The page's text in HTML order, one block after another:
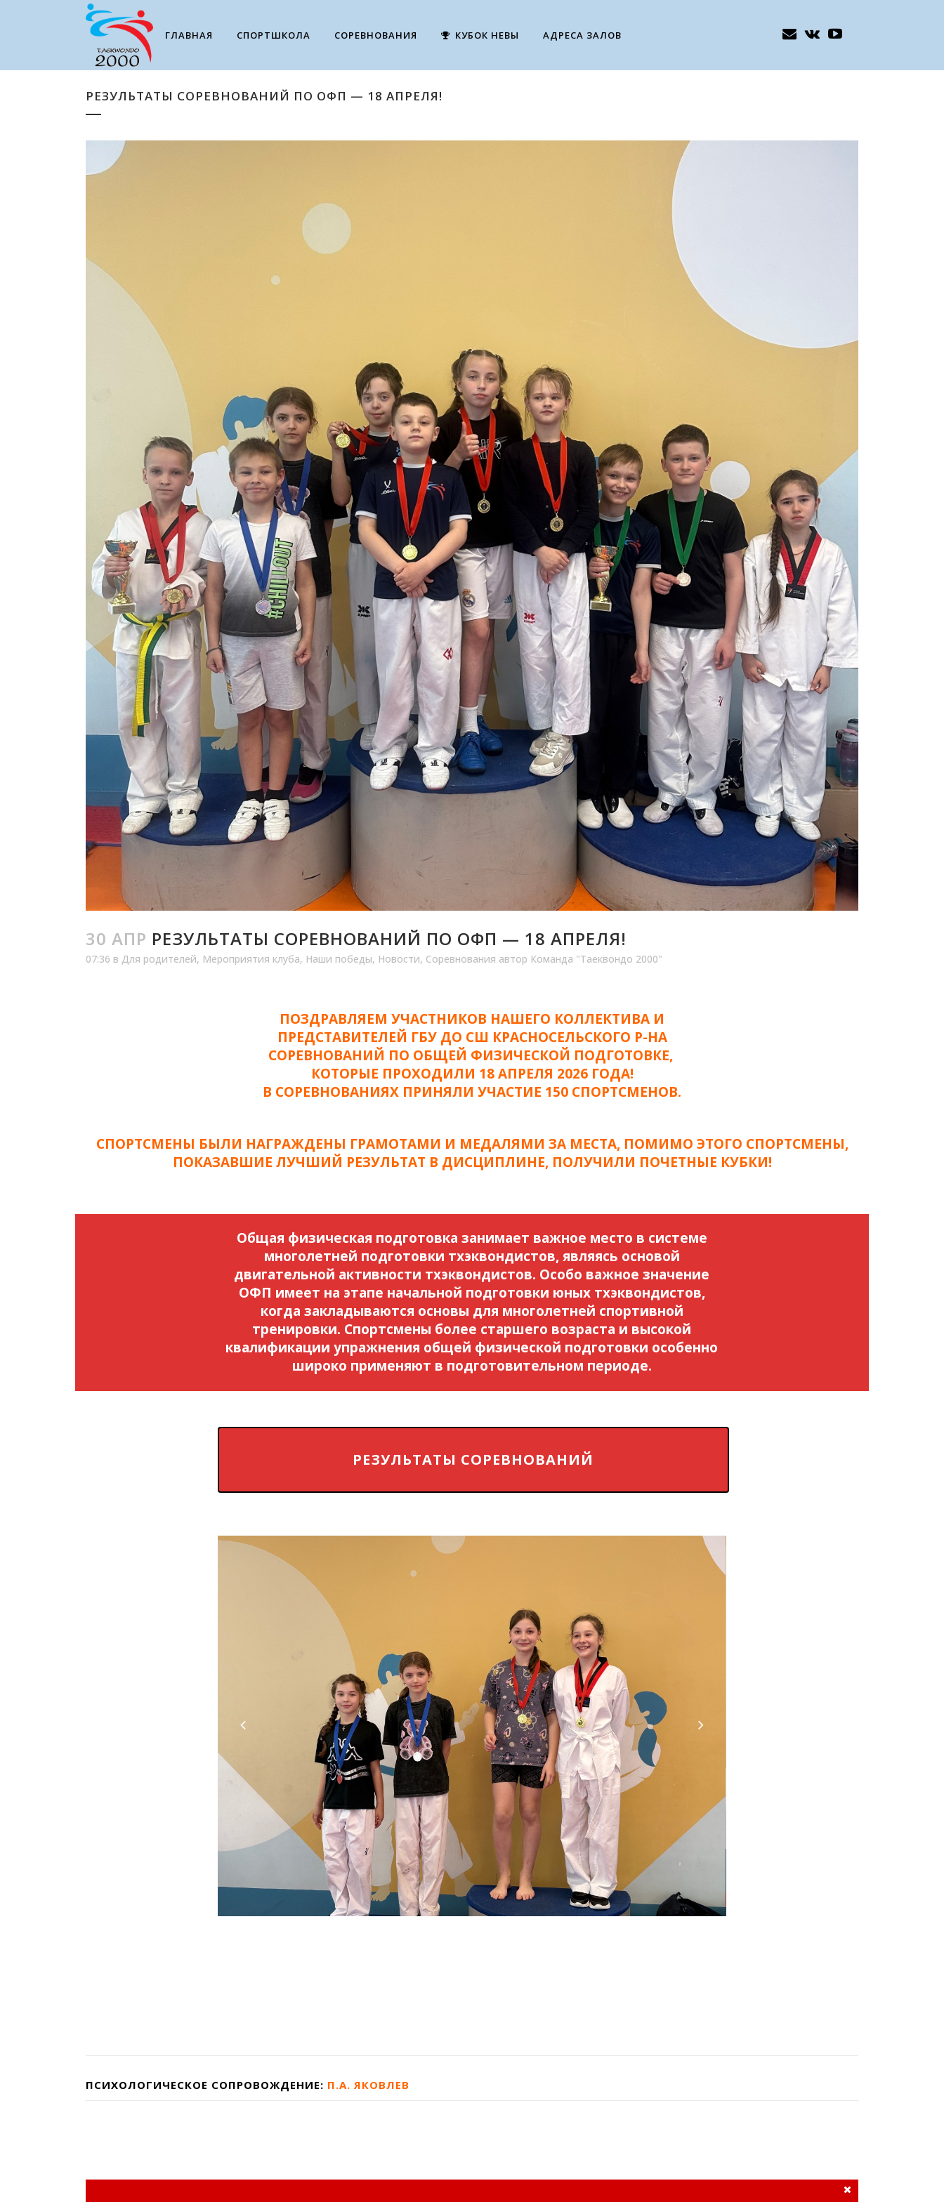
ГЛАВНАЯ СПОРТШКОЛА СОРЕВНОВАНИЯ КУБОК НЕВЫ АДРЕСА ЗАЛОВ
РЕЗУЛЬТАТЫ СОРЕВНОВАНИЙ ПО ОФП — 18 АПРЕЛЯ!
30 АПР РЕЗУЛЬТАТЫ СОРЕВНОВАНИЙ ПО ОФП — 18 АПРЕЛЯ!
07:36 в Для родителей, Мероприятия клуба, Наши победы, Новости, Соревнования автор Команда "Таеквондо 2000"
ПОЗДРАВЛЯЕМ УЧАСТНИКОВ НАШЕГО КОЛЛЕКТИВА И
ПРЕДСТАВИТЕЛЕЙ ГБУ ДО СШ КРАСНОСЕЛЬСКОГО Р-НА
СОРЕВНОВАНИЙ ПО ОБЩЕЙ ФИЗИЧЕСКОЙ ПОДГОТОВКЕ,
КОТОРЫЕ ПРОХОДИЛИ 18 АПРЕЛЯ 2026 ГОДА!
В СОРЕВНОВАНИЯХ ПРИНЯЛИ УЧАСТИЕ 150 СПОРТСМЕНОВ.
СПОРТСМЕНЫ БЫЛИ НАГРАЖДЕНЫ ГРАМОТАМИ И МЕДАЛЯМИ ЗА МЕСТА, ПОМИМО ЭТОГО СПОРТСМЕНЫ,
ПОКАЗАВШИЕ ЛУЧШИЙ РЕЗУЛЬТАТ В ДИСЦИПЛИНЕ, ПОЛУЧИЛИ ПОЧЕТНЫЕ КУБКИ!
Общая физическая подготовка занимает важное место в системе
многолетней подготовки тхэквондистов, являясь основой
двигательной активности тхэквондистов. Особо важное значение
ОФП имеет на этапе начальной подготовки юных тхэквондистов,
когда закладываются основы для многолетней спортивной
тренировки. Спортсмены более старшего возраста и высокой
квалификации упражнения общей физической подготовки особенно
широко применяют в подготовительном периоде.
РЕЗУЛЬТАТЫ СОРЕВНОВАНИЙ
ПСИХОЛОГИЧЕСКОЕ СОПРОВОЖДЕНИЕ: П.А. ЯКОВЛЕВ